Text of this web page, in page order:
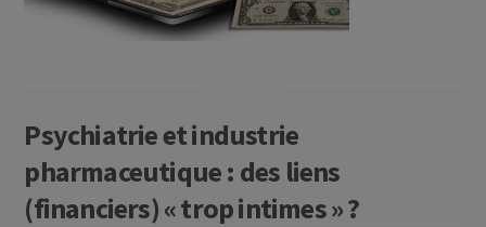
Psychiatrie et industrie
pharmaceutique : des liens
(financiers) « trop intimes » ?